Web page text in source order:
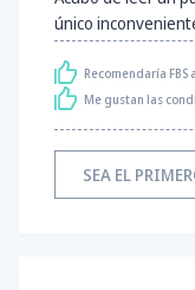
único
Recomendaría FBS
Me gustan las
SEA EL